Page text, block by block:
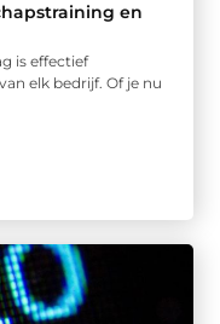
en
is effectief
elk bedrijf. Of je nu